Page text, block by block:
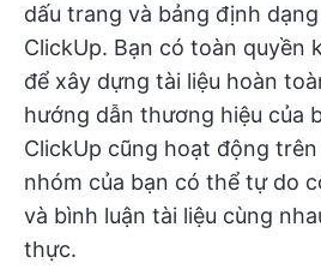
dấu trang và bảng định
ClickUp. Bạn có toàn quyền
để xây dựng tài liệu hoàn
hướng dẫn thương hiệu của
ClickUp cũng hoạt động
nhóm của bạn có thể tự do
và bình luận tài liệu cùng
thực.